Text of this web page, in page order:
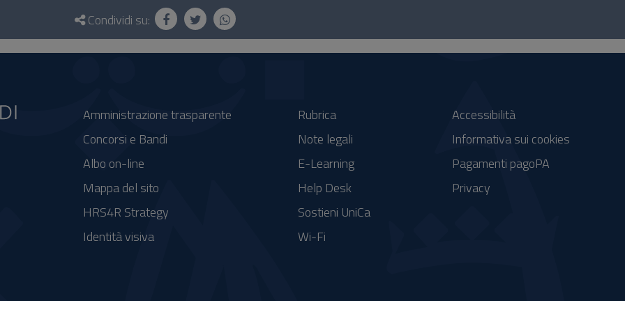
Condividi su:
Amministrazione trasparente
Concorsi e Bandi
Albo on-line
Mappa del sito
HRS4R Strategy
Identità visiva
Rubrica
Note legali
E-Learning
Help Desk
Sostieni UniCa
Wi-Fi
Accessibilità
Informativa sui cookies
Pagamenti pagoPA
Privacy